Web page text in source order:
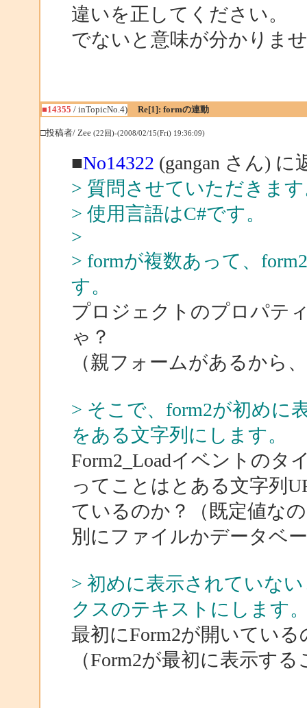
違いを正してください。
でないと意味が分かりま
■14355 / inTopicNo.4) Re[1]: formの連動
□投稿者/ Zee (22回)-(2008/02/15(Fri) 19:36:09)
■No14322 (gangan さん) に
> 質問させていただきま
> 使用言語はC#です。
>
> formが複数あって、
す。
プロジェクトのプロパテ
ゃ？
（親フォームがあるから
> そこで、form2が初めに
をある文字列にします。
Form2_Loadイベントのタ
ってことはとある文字列
ているのか？（既定値な
別にファイルかデータベ
> 初めに表示されていな
クスのテキストにします
最初にForm2が開いてい
（Form2が最初に表示す